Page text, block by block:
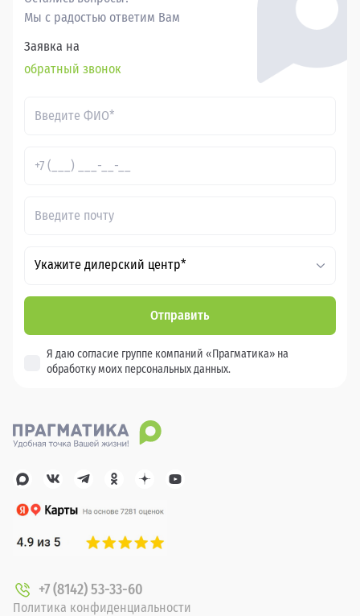
Мы с радостью ответим Вам
Заявка на
обратный звонок
Укажите дилерский центр*
Отправить
Я даю согласие группе компаний «Прагматика» на
обработку моих персональных данных.
+7 (8142) 53-33-60
Политика конфиденциальности